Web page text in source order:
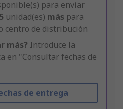
para enviar
unidad(es) más para
centro de distribución
más? Introduce la
en "Consultar fechas de
de entrega